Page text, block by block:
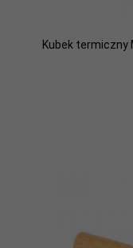
Kubek termiczny